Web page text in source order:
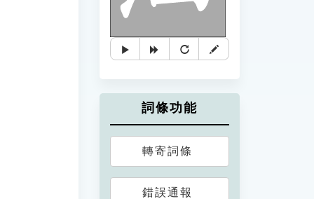
詞條功能
轉寄詞條
錯誤通報